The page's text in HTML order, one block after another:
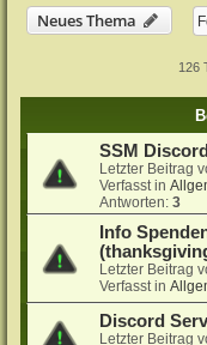
Neues Thema
126
SSM
Letzter Beitrag
Verfasst in
Antworten:3
Info
Letzter Beitrag
Verfasst in
Discord
Letzter Beitrag